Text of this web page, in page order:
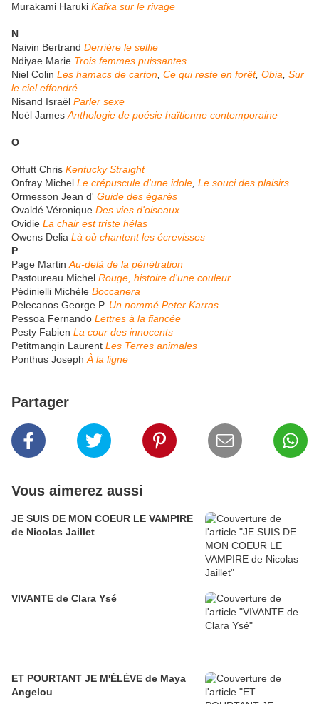
Murakami Haruki Kafka sur le rivage
N
Naivin Bertrand Derrière le selfie
Ndiyae Marie Trois femmes puissantes
Niel Colin Les hamacs de carton Ce qui reste en forêt, Obia Sur
le ciel effondré
Nisand Israël Parler sexe
Noël James Anthologie de poésie haïtienne contemporaine
O
Offutt Chris Kentucky Straight
Onfray Michel Le crépuscule d'une idole Le souci des plaisirs
Ormesson Jean d' Guide des égarés
Ovaldé Véronique Des vies d'oiseaux
Ovidie La chair est triste hélas
Owens Delia Là où chantent les écrevisses
P
Page Martin Au-delà de la pénétration
Pastoureau Michel Rouge, histoire d'une couleur
Pédinielli Michèle Boccanera
Pelecanos George P. Un nommé Peter Karras
Pessoa Fernando Lettres à la fiancée
Pesty Fabien La cour des innocents
Petitmangin Laurent Les Terres animales
Ponthus Joseph À la ligne
Partager
Vous aimerez aussi
JE SUIS DE MON COEUR LE VAMPIRE
de Nicolas Jaillet
VIVANTE de Clara Ysé
ET POURTANT JE M'ÉLÈVE de Maya
Angelou